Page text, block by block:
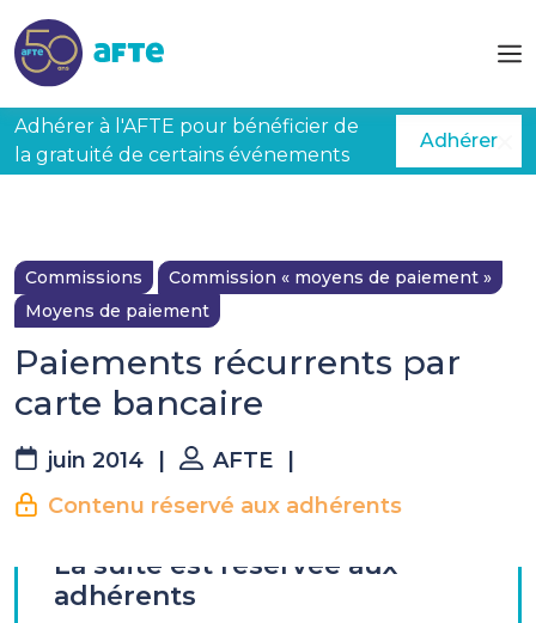
Adhérer à l'AFTE pour bénéficier de
la gratuité de certains événements
Adhérer
Commissions
Commission « moyens de paiement »
Moyens de paiement
Paiements récurrents par
carte bancaire
juin 2014 AFTE
Contenu réservé aux adhérents
Rencontre professionnelle AFTE du 12 juin 2014
La suite est réservée aux
adhérents